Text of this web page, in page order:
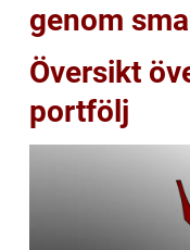
genom
Översikt
portfölj